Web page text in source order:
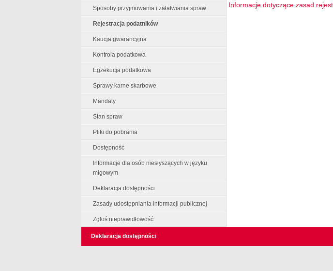
Sposoby przyjmowania i załatwiania spraw
Rejestracja podatników
Kaucja gwarancyjna
Kontrola podatkowa
Egzekucja podatkowa
Sprawy karne skarbowe
Mandaty
Stan spraw
Pliki do pobrania
Dostępność
Informacje dla osób niesłyszących w języku
migowym
Deklaracja dostępności
Zasady udostępniania informacji publicznej
Zgłoś nieprawidłowość
Informacje dotyczące zasad
Deklaracja dostępności